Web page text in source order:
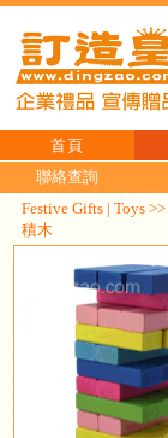
首頁
聯絡查詢
Festive Gifts | Toys >>
積木